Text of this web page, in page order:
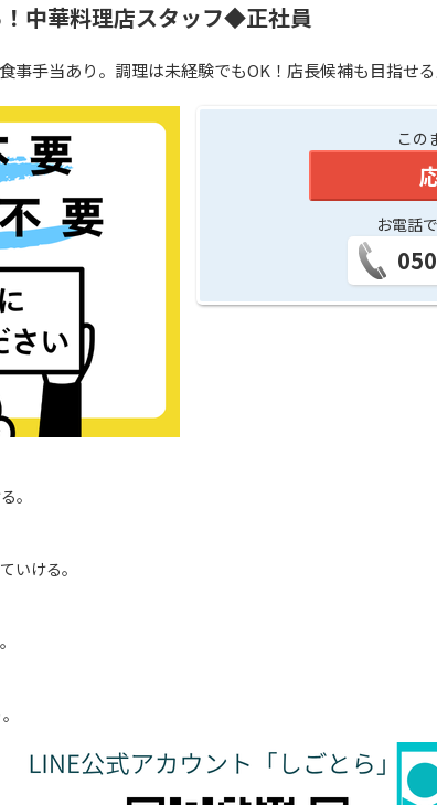
中華料理店スタッフ◆正社員
事手当あり。調理は未経験でもOK！店長候補も目指せる
この
お電話
。
いける。